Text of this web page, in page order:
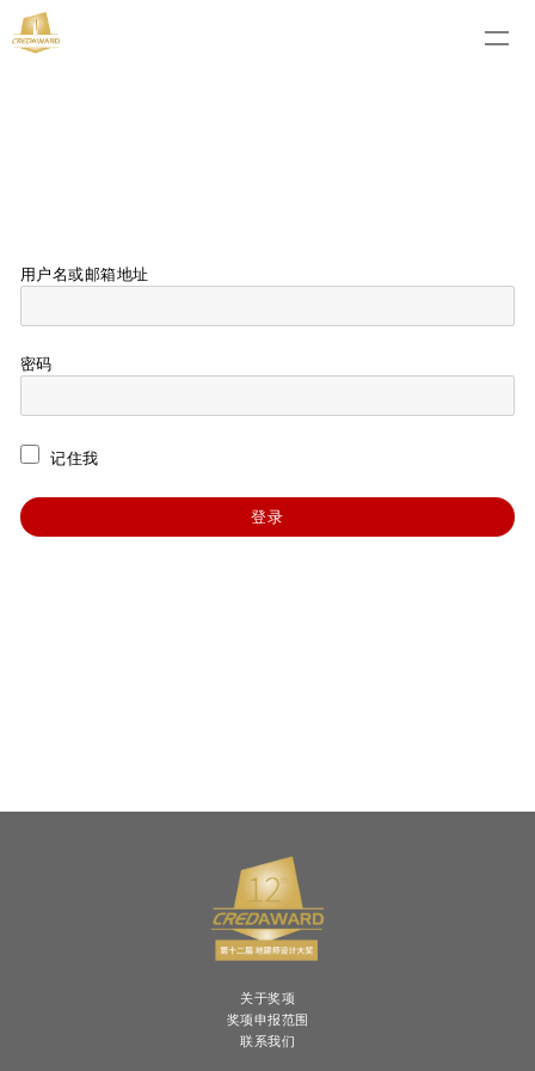
用户名或邮箱地址
密码
记住我
关于奖项
奖项申报范围
联系我们